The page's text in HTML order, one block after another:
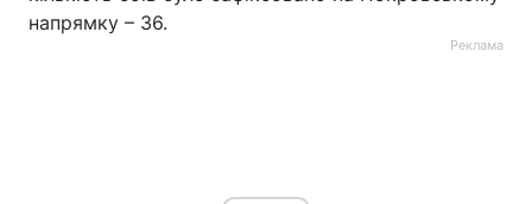
напрямку – 36.
Реклама